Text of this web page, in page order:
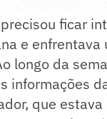
ficar
e enfrentava
longo da
informações
que